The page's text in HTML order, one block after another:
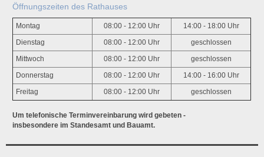
Öffnungszeiten des Rathauses
Montag 08:00 - 12:00 Uhr 14:00 - 18:00 Uhr
Dienstag 08:00 - 12:00 Uhr geschlossen
Mittwoch 08:00 - 12:00 Uhr geschlossen
Donnerstag 08:00 - 12:00 Uhr 14:00 - 16:00 Uhr
Freitag 08:00 - 12:00 Uhr geschlossen
Um telefonische Terminvereinbarung wird gebeten -
insbesondere im Standesamt und Bauamt.